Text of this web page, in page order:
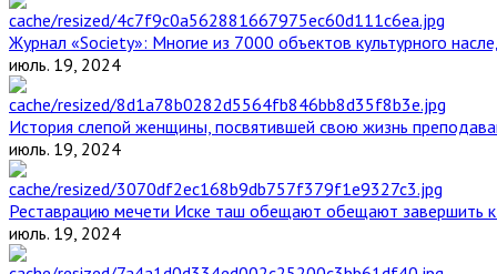
Журнал «Society»: Многие из 7000 объектов культурного
июль. 19, 2024
История слепой женщины, посвятившей свою жизнь
июль. 19, 2024
Реставрацию мечети Иске таш обещают обещают завершить к
июль. 19, 2024